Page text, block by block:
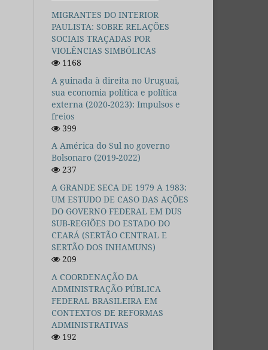
MIGRANTES DO INTERIOR
PAULISTA: SOBRE RELAÇÕES
SOCIAIS TRAÇADAS POR
VIOLÊNCIAS SIMBÓLICAS
1168
A guinada à direita no Uruguai,
sua economia política e política
externa (2020-2023): Impulsos e
freios
399
A América do Sul no governo
Bolsonaro (2019-2022)
237
A GRANDE SECA DE 1979 A 1983:
UM ESTUDO DE CASO DAS AÇÕES
DO GOVERNO FEDERAL EM DUS
SUB-REGIÕES DO ESTADO DO
CEARÁ (SERTÃO CENTRAL E
SERTÃO DOS INHAMUNS)
209
A COORDENAÇÃO DA
ADMINISTRAÇÃO PÚBLICA
FEDERAL BRASILEIRA EM
CONTEXTOS DE REFORMAS
ADMINISTRATIVAS
192